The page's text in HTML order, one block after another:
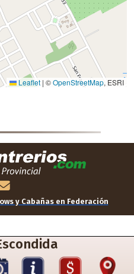
y Cabañas en Federación